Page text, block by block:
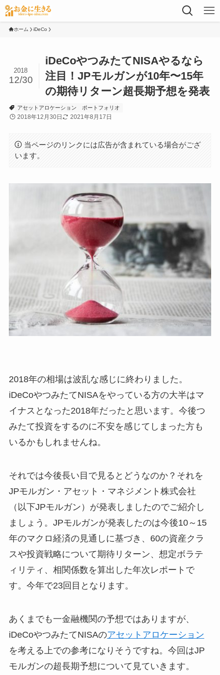
ホーム iDeCo
iDeCoやつみたてNISAやるなら
注目！JPモルガンが10年〜15年
の期待リターン超長期予想を発表
2018
12/30
アセットアロケーション ポートフォリオ
2018年12月30日 2021年8月17日
当ページのリンクには広告が含まれている場合がござ
います。
2018年の相場は波乱な感じに終わりました。
iDeCoやつみたてNISAをやっている方の大半はマ
イナスとなった2018年だったと思います。今後つ
みたて投資をするのに不安を感じてしまった方も
いるかもしれませんね。
それでは今後長い目で見るとどうなのか？それを
JPモルガン・アセット・マネジメント株式会社
（以下JPモルガン）が発表しましたのでご紹介し
ましょう。JPモルガンが発表したのは今後10～ 15
年のマクロ経済の見通しに基づき、 60の資産クラ
スや投資戦略について期待リターン、想定ボラテ
ィリティ、相関係数を算出した年次レポートで
す。今年で23回目となります。
あくまでも一金融機関の予想ではありますが、
iDeCoやつみたてNISAのアセットアロケーション
を考える上での参考になりそうですね。今回はJP
モルガンの超長期予想について見ていきます。